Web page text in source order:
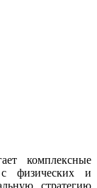
комплексные
физических и
стратегию